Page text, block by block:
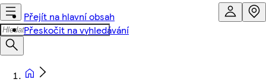
Přejít na hlavní obsah
Přeskočit na vyhledávání